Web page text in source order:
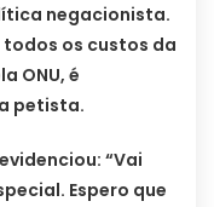
negacionista.
os custos da
ONU, é
petista.
“Vai
Espero que